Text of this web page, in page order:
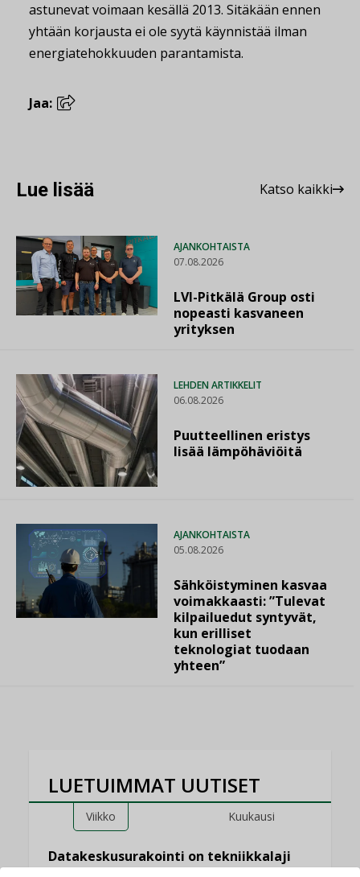
astunevat voimaan kesällä 2013. Sitäkään ennen
yhtään korjausta ei ole syytä käynnistää ilman
energiatehokkuuden parantamista.
Jaa:
Lue lisää Katso kaikki
AJANKOHTAISTA
07.08.2026
LVI-Pitkälä Group osti
nopeasti kasvaneen
yrityksen
LEHDEN ARTIKKELIT
06.08.2026
Puutteellinen eristys
lisää lämpöhäviöitä
AJANKOHTAISTA
05.08.2026
Sähköistyminen kasvaa
voimakkaasti: ”Tulevat
kilpailuedut syntyvät,
kun erilliset
teknologiat tuodaan
yhteen”
LUETUIMMAT UUTISET
Viikko Kuukausi
Datakeskusurakointi on tekniikkalaji